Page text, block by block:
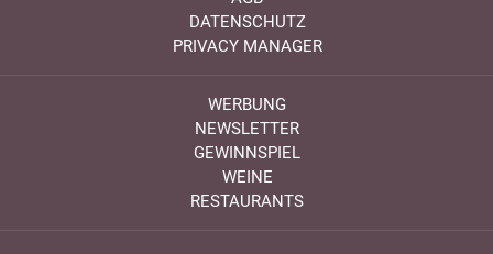
DATENSCHUTZ
PRIVACY MANAGER
WERBUNG
NEWSLETTER
GEWINNSPIEL
WEINE
RESTAURANTS